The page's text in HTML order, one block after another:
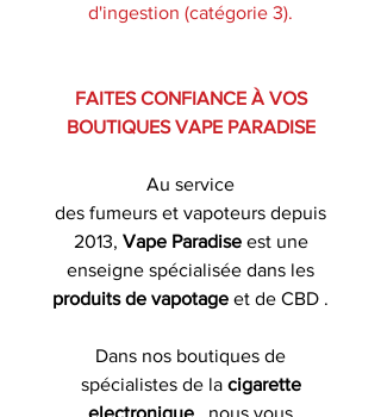
d'ingestion (catégorie 3).
FAITES CONFIANCE À VOS
BOUTIQUES VAPE PARADISE
Au service
des fumeurs et vapoteurs depuis
2013, Vape Paradiseest une
enseigne spécialisée dans les
produits de vapotage et de CBD .
Dans nos boutiques de
spécialistes de la cigarette
electronique , nous vous